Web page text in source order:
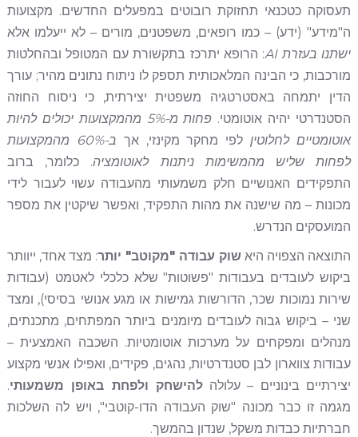
תעסוקה כטכנאי תחזוקת רובוטים במפעלים החדשים. מקצועות
ה"מידע" (ידע) – כמו רופאים, משפטנים, מורים – לא ייעלמו אלא
ישתנו בעזרת AI
: הרופא יתרכז בתקשורת עם המטופל ובהחלטות
מורכבות, כי הבינה המלאכותית תספק לו ניתוח נתונים מהיר; עורך
הדין יתמחה באסטרטגיה משפטית יצירתית, כי ניסוח החוזה
הסטנדרטי יהיה אוטומטי.
פחות מ-5% מהמקצועות יכולים להיות
אוטומטיים לחלוטיןלפי מחקר מקינזי, אך
ב-60% מהמקצועות
לפחות שליש מהמשימות ניתנות לאוטומציה. כלומר, ברוב
התפקידים האנושיים חלק משמעותי מהעבודה עשוי לעבור לידי
מכונות – מה שישנה את מהות התפקיד, ואפשר שיקטין את מספר
המועסקים הנדרש.
התוצאה הצפויה היא שוק עבודה "מקוטב" יותר: מצד אחד, ייוותר
ביקוש לעובדים בעבודות "פשוטות" שלא כלכלי לאטמט (עבודות
שירות נמוכות שכר, הדורשות גמישות או מגע אנושי בסיסי), ומצד
שני – ביקוש גבוה לעובדים מיומנים ביותר המפתחים, מתכנתים,
מנהלים ומפקחים על מערכות אוטומטיות. השכבה האמצעית –
עבודות צווארון לבן סטנדרטיות, נהגים, פקידים, ואפילו אנשי מקצוע
יצירתיים בינוניים – עלולהלהישחק ולפחת באופן משמעותי.
מגמה זו כבר מכונה "שוק העבודה הדו-קוטבי", ויש לה השלכות
חברתיות כבדות משקל, שנדון בהמשך.